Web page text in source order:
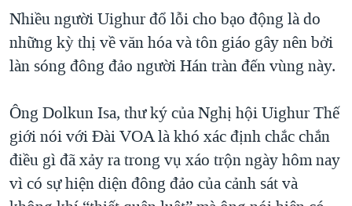
Nhiều người Uighur đổ lỗi cho bạo động là do
những kỳ thị về văn hóa và tôn giáo gây nên bởi
làn sóng đông đảo người Hán tràn đến vùng này.
Ông Dolkun Isa, thư ký của Nghị hội Uighur Thế
giới nói với Đài VOA là khó xác định chắc chắn
điều gì đã xảy ra trong vụ xáo trộn ngày hôm nay
vì có sự hiện diện đông đảo của cảnh sát và